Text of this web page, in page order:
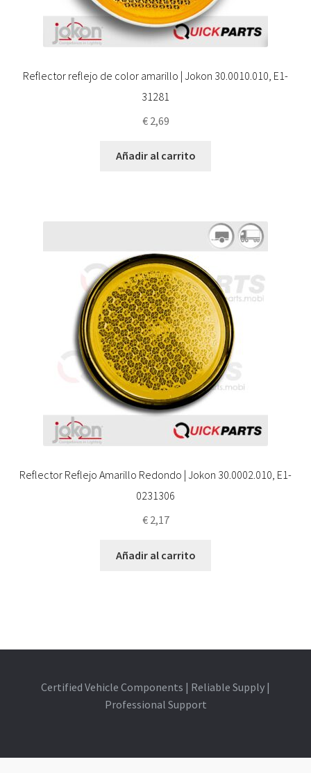
Reflector reflejo de color amarillo | Jokon 30.0010.010, E1-
31281
€2,69
Añadir al carrito
Reflector Reflejo Amarillo Redondo | Jokon 30.0002.010, E1-
0231306
€2,17
Añadir al carrito
Certified Vehicle Components | Reliable Supply |
Professional Support